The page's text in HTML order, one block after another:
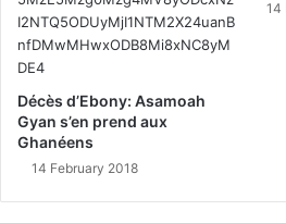
Décès d’Ebony: Asamoah
Gyan s’en prend aux
Ghanéens
14 February 2018
14